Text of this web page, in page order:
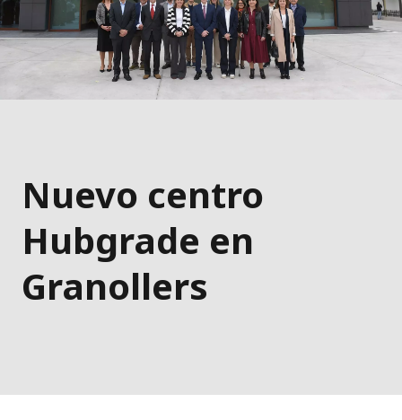
Nuevo centro
Hubgrade en
Granollers